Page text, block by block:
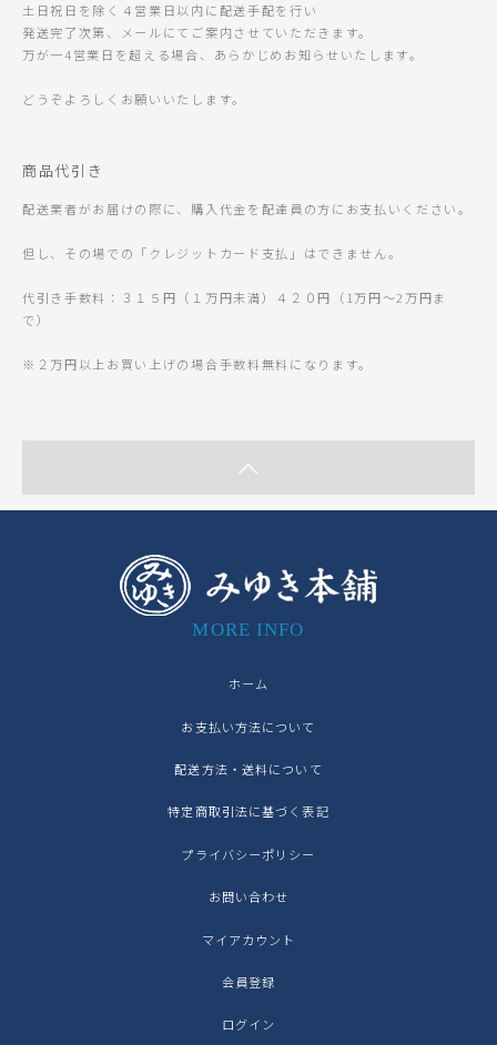
土日祝日を除く４営業日以内に配送手配を行い
発送完了次第、メールにてご案内させていただきます。
万が一4営業日を超える場合、あらかじめお知らせいたします。
どうぞよろしくお願いいたします。
商品代引き
配送業者がお届けの際に、購入代金を配達員の方にお支払いください。
但し、その場での「クレジットカード支払」はできません。
代引き手数料：３１５円（１万円未満）４２０円（1万円～2万円ま
で）
※２万円以上お買い上げの場合手数料無料になります。
MORE INFO
ホーム
お支払い方法について
配送方法・送料について
特定商取引法に基づく表記
プライバシーポリシー
お問い合わせ
マイアカウント
会員登録
ログイン